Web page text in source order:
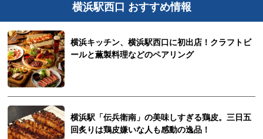
横浜駅西口 おすすめ情報
横浜キッチン、横浜駅西口に初出店！クラフトビ
ールと薫製料理などのペアリング
横浜駅「伝兵衛南」の美味しすぎる鶏皮。三日五
回炙りは鶏皮嫌いな人も感動の逸品！